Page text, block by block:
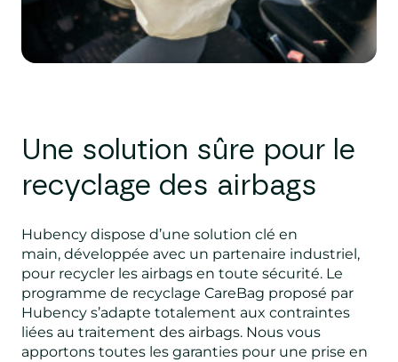
Une solution sûre pour le
recyclage des airbags
Hubency dispose d’une solution clé en
main, développée avec un partenaire industriel,
pour recycler les airbags en toute sécurité. Le
programme de recyclage CareBag proposé par
Hubency s’adapte totalement aux contraintes
liées au traitement des airbags. Nous vous
apportons toutes les garanties pour une prise en